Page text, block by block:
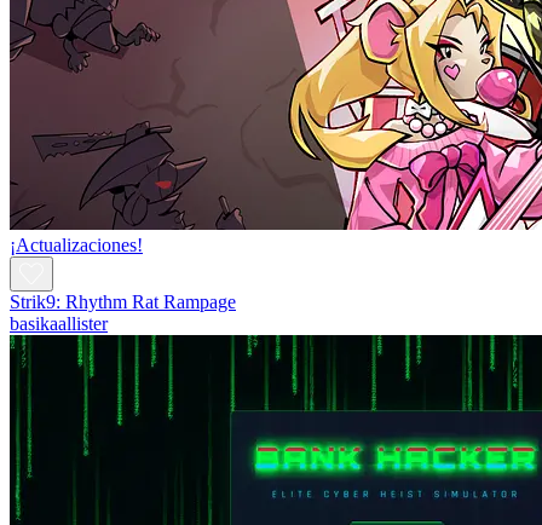
¡Actualizaciones!
Strik9: Rhythm Rat Rampage
basikaallister